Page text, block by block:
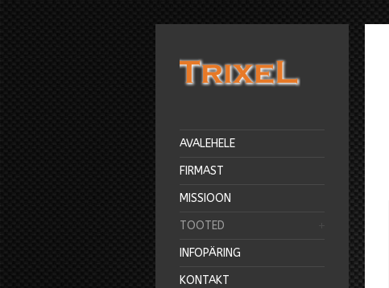
AVALEHELE
FIRMAST
MISSIOON
TOOTED
INFOPÄRING
KONTAKT